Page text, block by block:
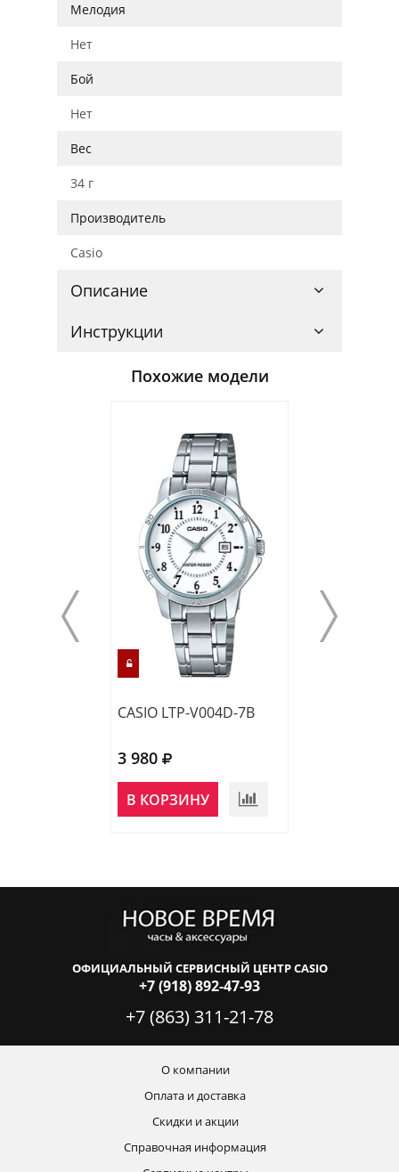
Мелодия
Нет
Бой
Нет
Вес
34 г
Производитель
Casio
Описание
Инструкции
Похожие модели
CASIO LTP-V004D-7B
3 980
В КОРЗИНУ
ОФИЦИАЛЬНЫЙ СЕРВИСНЫЙ ЦЕНТР CASIO
+7 (918) 892-47-93
+7 (863) 311-21-78
О компании
Оплата и доставка
Скидки и акции
Справочная информация